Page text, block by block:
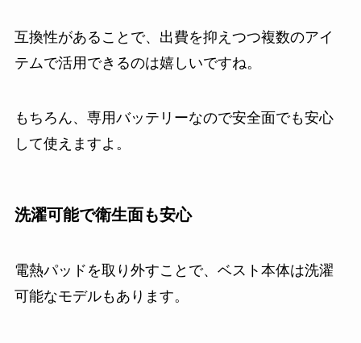
互換性があることで、出費を抑えつつ複数のアイ
テムで活用できるのは嬉しいですね。
もちろん、専用バッテリーなので安全面でも安心
して使えますよ。
洗濯可能で衛生面も安心
電熱パッドを取り外すことで、ベスト本体は洗濯
可能なモデルもあります。